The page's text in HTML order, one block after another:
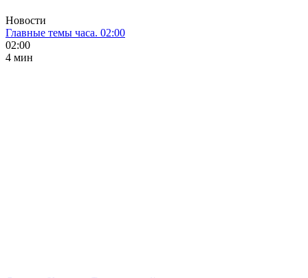
Новости
Главные темы часа. 02:00
02:00
4 мин